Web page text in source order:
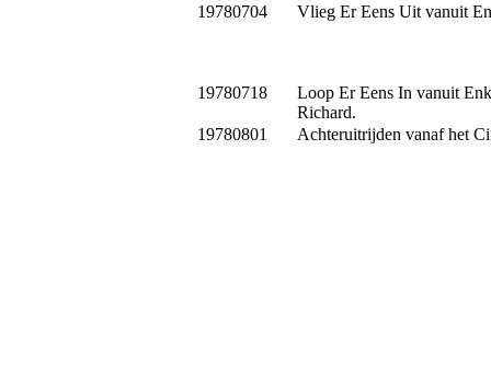
19780704
Vlieg Er Eens Uit vanuit
19780718
Loop Er Eens In vanuit
Richard.
19780801
Achteruitrijden vanaf het